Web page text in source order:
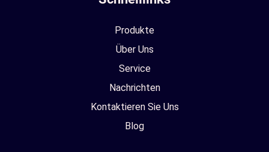
Produkte
Über Uns
Service
Nachrichten
Kontaktieren Sie Uns
Blog